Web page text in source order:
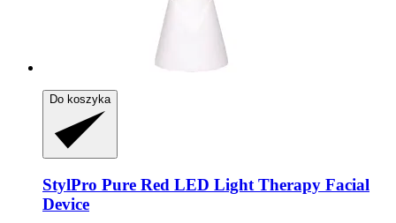
Do koszyka
StylPro Pure Red LED Light Therapy Facial
Device